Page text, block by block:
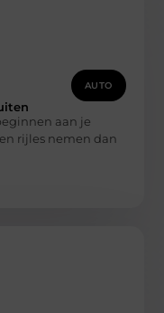
AUTO
aan je
rijles nemen dan